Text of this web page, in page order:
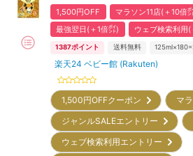
1,500円OFF マラソン11店(＋10倍
最強翌日(＋1倍㌽)
ウェブ検索利用(
1387ポイント 送料無料
楽天24 ベビー館 (Rakuten)
1,500円OFFクーポン
マ
ジャンルSALEエントリー
ウェブ検索利用エントリー